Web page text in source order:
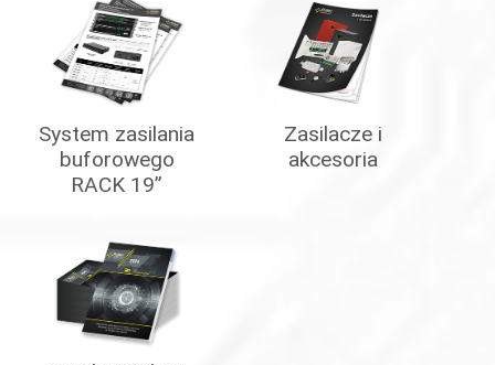
System zasilania
buforowego
RACK 19”
Zasilacze i
akcesoria